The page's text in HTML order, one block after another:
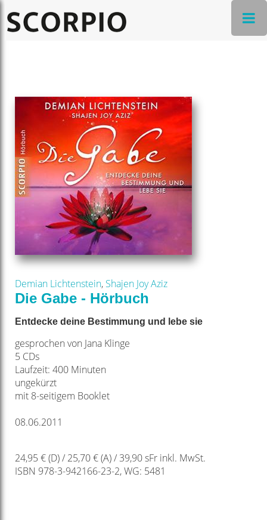
Demian Lichtenstein, Shajen Joy Aziz
Die Gabe - Hörbuch
Entdecke deine Bestimmung und lebe sie
gesprochen von Jana Klinge
5 CDs
Laufzeit: 400 Minuten
ungekürzt
mit 8-seitigem Booklet
08.06.2011
24,95 € (D) / 25,70 € (A) / 39,90 sFr inkl. MwSt.
ISBN 978-3-942166-23-2, WG: 5481